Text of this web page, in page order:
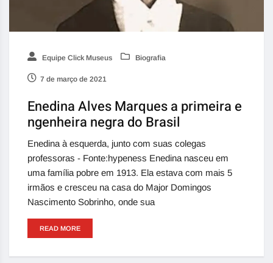
Equipe Click Museus Biografia
7 de março de 2021
Enedina Alves Marques a primeira e
ngenheira negra do Brasil
Enedina à esquerda, junto com suas colegas
professoras - Fonte:hypeness Enedina nasceu em
uma família pobre em 1913. Ela estava com mais 5
irmãos e cresceu na casa do Major Domingos
Nascimento Sobrinho, onde sua
READ MORE